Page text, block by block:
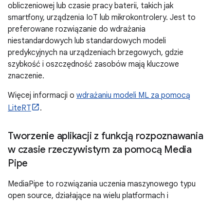
obliczeniowej lub czasie pracy baterii, takich jak
smartfony, urządzenia IoT lub mikrokontrolery. Jest to
preferowane rozwiązanie do wdrażania
niestandardowych lub standardowych modeli
predykcyjnych na urządzeniach brzegowych, gdzie
szybkość i oszczędność zasobów mają kluczowe
znaczenie.
Więcej informacji o wdrażaniu modeli ML za pomocą
LiteRT
.
Tworzenie aplikacji z funkcją rozpoznawania
w czasie rzeczywistym za pomocą Media
Pipe
MediaPipe to rozwiązania uczenia maszynowego typu
open source, działające na wielu platformach i